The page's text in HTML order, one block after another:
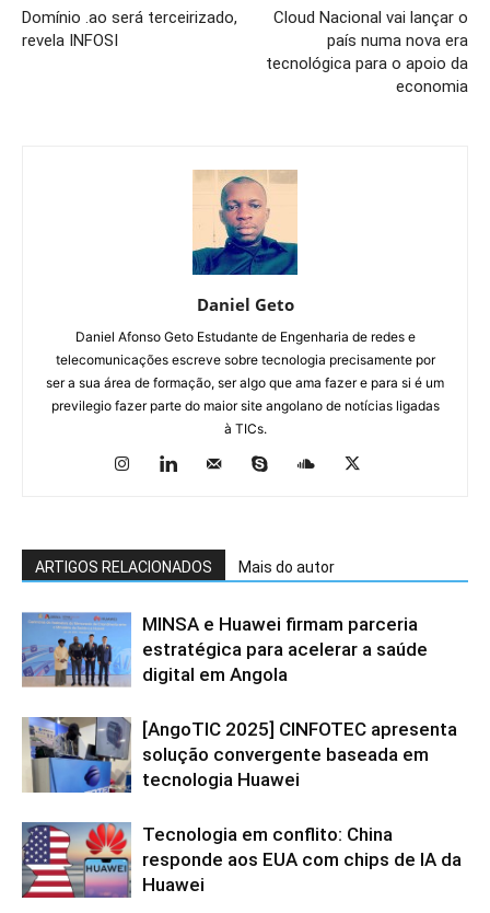
Domínio .ao será terceirizado,
revela INFOSI
Cloud Nacional vai lançar o
país numa nova era
tecnológica para o apoio da
economia
Daniel Geto
Daniel Afonso Geto Estudante de Engenharia de redes e
telecomunicações escreve sobre tecnologia precisamente por
ser a sua área de formação, ser algo que ama fazer e para si é um
previlegio fazer parte do maior site angolano de notícias ligadas
à TICs.
ARTIGOS RELACIONADOS Mais do autor
MINSA e Huawei firmam parceria
estratégica para acelerar a saúde
digital em Angola
[AngoTIC 2025] CINFOTEC apresenta
solução convergente baseada em
tecnologia Huawei
Tecnologia em conflito: China
responde aos EUA com chips de IA da
Huawei